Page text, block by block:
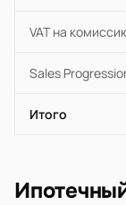
VAT на
Sales
Итого